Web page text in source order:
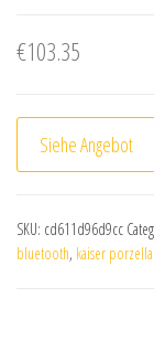
€103.35
Siehe Angebot
SKU: cd611d96d9cc
bluetooth, kaiser